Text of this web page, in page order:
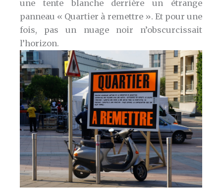
une tente blanche derrière un étrange
panneau « Quartier à remettre ». Et pour une
fois, pas un nuage noir n’obscurcissait
l’horizon.